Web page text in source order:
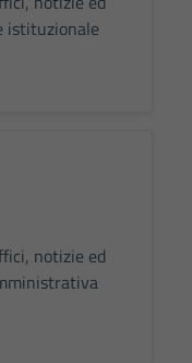
istituzionale
notizie ed
da
serie di
per la